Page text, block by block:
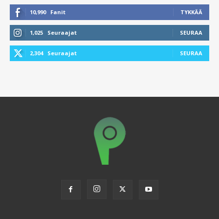
10,990 Fanit TYKKÄÄ
1,025 Seuraajat SEURAA
2,304 Seuraajat SEURAA